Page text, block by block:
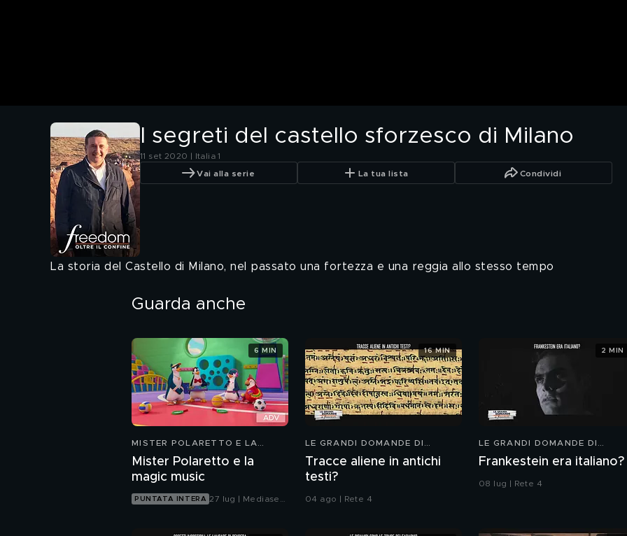
I segreti del castello sforzesco di Milano
11 set 2020 | Italia 1
Vai alla serie La tua lista Condividi
La storia del Castello di Milano, nel passato una fortezza e una reggia allo stesso tempo
Guarda anche
MISTER POLARETTO E LA
Mister Polaretto e la
magic music
PUNTATA INTERA 27 lug | Mediaset
6 MIN
LE GRANDI DOMANDE DI
Tracce aliene in antichi
testi?
04 ago | Rete 4
16 MIN
LE GRANDI DOMANDE DI
Frankestein era italiano?
08 lug | Rete 4
2 MIN